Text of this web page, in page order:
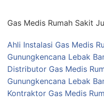
Gas Medis Rumah Sakit
Ahli Instalasi Gas Medis
Gunungkencana Lebak
Distributor Gas Medis
Gunungkencana Lebak
Kontraktor Gas Medis